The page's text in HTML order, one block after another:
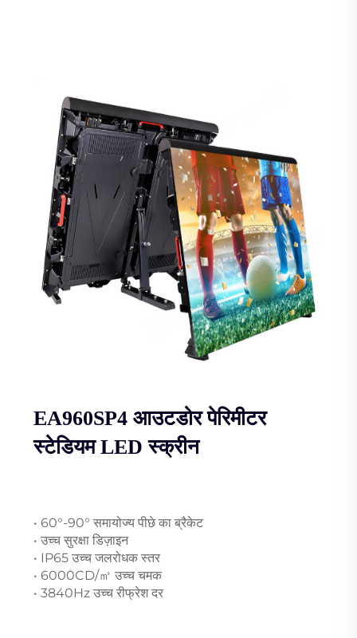
EA960SP4 आउटडोर पेरिमीटर
स्टेडियम LED स्क्रीन
• 60°-90° समायोज्य पीछे का ब्रैकेट
• उच्च सुरक्षा डिज़ाइन
• IP65 उच्च जलरोधक स्तर
• 6000CD/㎡ उच्च चमक
• 3840Hz उच्च रीफ्रेश दर